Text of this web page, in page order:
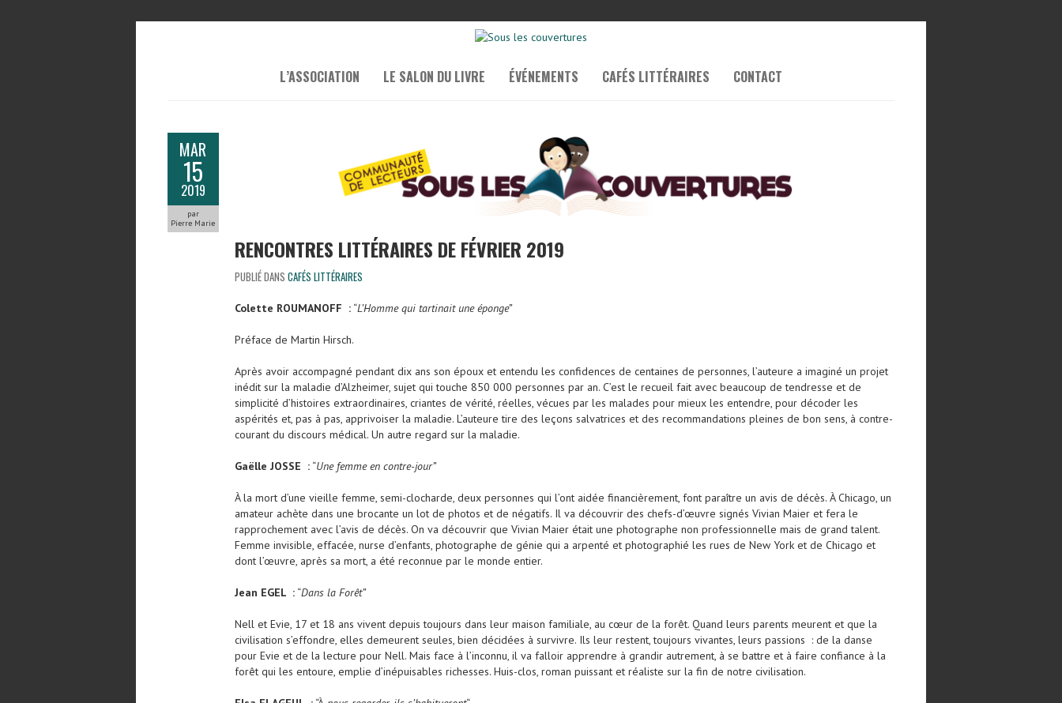
L’ASSOCIATION LE SALON DU LIVRE ÉVÉNEMENTS CAFÉS LITTÉRAIRES CONTACT
MAR
15
2019
par
Pierre Marie
RENCONTRES LITTÉRAIRES DE FÉVRIER 2019
PUBLIÉ DANS CAFÉS LITTÉRAIRES
Colette ROUMANOFF :“L’Homme qui tartinait une éponge”
Préface de Martin Hirsch.
Après avoir accompagné pendant dix ans son époux et entendu les confidences de centaines de personnes, l’auteure a imaginé un projet
inédit sur la maladie d’Alzheimer, sujet qui touche 850 000 personnes par an. C’est le recueil fait avec beaucoup de tendresse et de
simplicité d’histoires extraordinaires, criantes de vérité, réelles, vécues par les malades pour mieux les entendre, pour décoder les
aspérités et, pas à pas, apprivoiser la maladie. L’auteure tire des leçons salvatrices et des recommandations pleines de bon sens, à contre-
courant du discours médical. Un autre regard sur la maladie.
Gaëlle JOSSE :“Une femme en contre-jour”
À la mort d’une vieille femme, semi-clocharde, deux personnes qui l’ont aidée financièrement, font paraître un avis de décès. À Chicago, un
amateur achète dans une brocante un lot de photos et de négatifs. Il va découvrir des chefs-d’œuvre signés Vivian Maier et fera le
rapprochement avec l’avis de décès. On va découvrir que Vivian Maier était une photographe non professionnelle mais de grand talent.
Femme invisible, effacée, nurse d’enfants, photographe de génie qui a arpenté et photographié les rues de New York et de Chicago et
dont l’œuvre, après sa mort, a été reconnue par le monde entier.
Jean EGEL :“Dans la Forêt”
Nell et Evie, 17 et 18 ans vivent depuis toujours dans leur maison familiale, au cœur de la forêt. Quand leurs parents meurent et que la
civilisation s’effondre, elles demeurent seules, bien décidées à survivre. Ils leur restent, toujours vivantes, leurs passions : de la danse
pour Evie et de la lecture pour Nell. Mais face à l’inconnu, il va falloir apprendre à grandir autrement, à se battre et à faire confiance à la
forêt qui les entoure, emplie d’inépuisables richesses. Huis-clos, roman puissant et réaliste sur la fin de notre civilisation.